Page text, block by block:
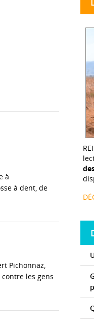
à
à dent, de
Pichonnaz,
les gens